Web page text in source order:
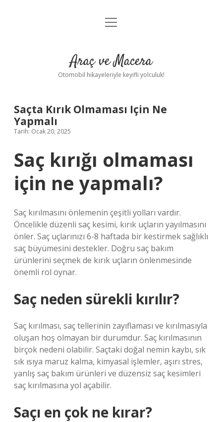
Anasayfa
Yasal Uyarı
menüyü
Araç ve Macera
Otomobil hikayeleriyle keyifli yolculuk!
Saçta Kırık Olmaması Için Ne
Yapmalı
Tarih: Ocak 20, 2025
Saç kırığı olmaması
için ne yapmalı?
Saç kırılmasını önlemenin çeşitli yolları vardır.
Öncelikle düzenli saç kesimi, kırık uçların yayılmasını
önler. Saç uçlarınızı 6-8 haftada bir kestirmek sağlıklı
saç büyümesini destekler. Doğru saç bakım
ürünlerini seçmek de kırık uçların önlenmesinde
önemli rol oynar.
Saç neden sürekli kırılır?
Saç kırılması, saç tellerinin zayıflaması ve kırılmasıyla
oluşan hoş olmayan bir durumdur. Saç kırılmasının
birçok nedeni olabilir. Saçtaki doğal nemin kaybı, sık
sık ısıya maruz kalma, kimyasal işlemler, aşırı stres,
yanlış saç bakım ürünleri ve düzensiz saç kesimleri
saç kırılmasına yol açabilir.
Saçı en çok ne kırar?